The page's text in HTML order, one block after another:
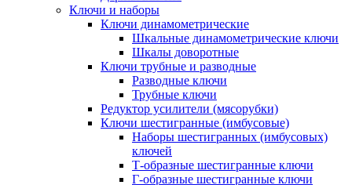
Ключи и наборы
Ключи динамометрические
Шкальные динамометрические ключи
Шкалы доворотные
Ключи трубные и разводные
Разводные ключи
Трубные ключи
Редуктор усилители (мясорубки)
Ключи шестигранные (имбусовые)
Наборы шестигранных (имбусовых)
ключей
Т-образные шестигранные ключи
Г-образные шестигранные ключи